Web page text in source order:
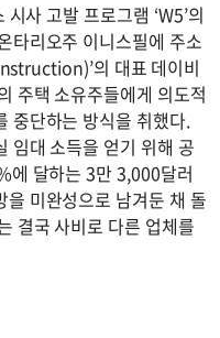
사 고발 프로그램 ‘W5’의
타리오주 이니스필에 주소
의 대표 데이비
주택 소유주들에게 의도적
중단하는 방식을 취했다.
임대 소득을 얻기 위해 공
에 달하는 3만 3,000달러
미완성으로 남겨둔 채 돌
결국 사비로 다른 업체를